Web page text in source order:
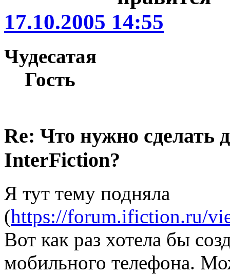
17.10.2005 14:55
Чудесатая
Гость
Re: Что нужно сделать
InterFiction?
Я тут тему подняла
(https://forum.ifiction.ru/
Вот как раз хотела бы
мобильного телефона.